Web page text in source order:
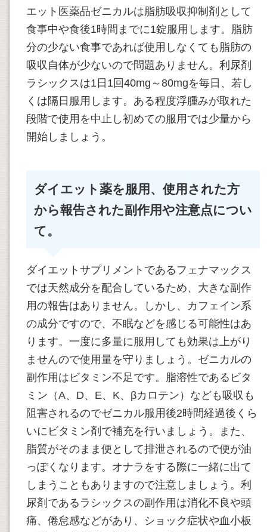
エット医薬品ゼニカルは脂肪吸収抑制剤として
食事中や食後1時間までに1錠服用します。脂肪
分の少ない食事であれば使用しなくても脂肪の
吸収自体が少ないので問題ありません。利尿剤
ラシックスは1日1回40mg～80mgを毎日、若し
くは隔日服用します。ある程度浮腫みが取れた
段階で使用を中止し初めての服用では少量から
開始しましょう。
ダイエット薬を服用、使用された方
から報告された副作用や注意点につい
て。
ダイエットサプリメントであるフェナマックス
では天然成分を配合しているため、大きな副作
用の報告はありません。しかし、カフェイン系
の成分ですので、不眠などを感じる可能性はあ
ります。一度に多量に服用しても効果は上がり
ませんので使用量を守りましょう。ゼニカルの
副作用はビタミン不足です。脂溶性であるビタ
ミン（A、D、E、K、βカロテン）なども吸収も
阻害されるのでゼニカル服用後2時間経過後くら
いにビタミン剤で補充を行いましょう。また、
脂質がそのまま便として排泄されるので便が油
っぽくなります。オナラをする際に一緒に出て
しまうこともありますので注意しましょう。利
尿剤であるラシックスの副作用は消化不良や頭
痛、倦怠感などがあり、ショック症状や血小板